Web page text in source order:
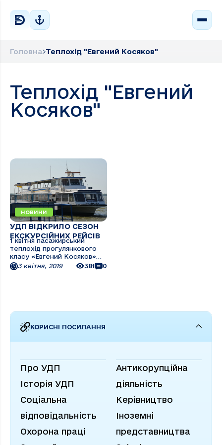
Головна Теплохід "Евгений Косяков"
Теплохід "Евгений
Косяков"
НОВИНИ
УДП ВІДКРИЛО СЕЗОН
ЕКСКУРСІЙНИХ РЕЙСІВ
1 квітня пасажирський
теплохід прогулянкового
класу «Евгений Косяков»
відкрив сезонні рейси в
українській дельті Дунаю.
теплоході «Вікторія» на
3 квітня, 2019 381 0
КОРИСНІ ПОСИЛАННЯ
Про УДП
Історія УДП
Соціальна
відповідальність
Охорона праці
Антикорупційна
діяльність
Керівництво
Іноземні
представництва